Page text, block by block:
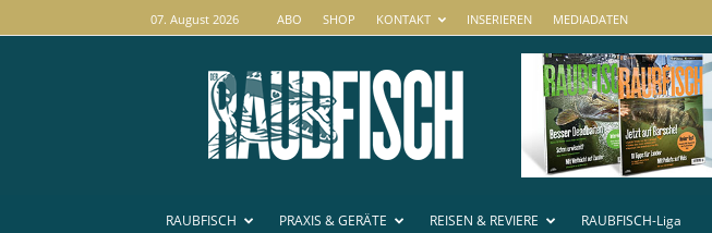
07. August 2026 ABO SHOP KONTAKT INSERIEREN MEDIADATEN
RAUBFISCH
RAUBFISCH PRAXIS & GERÄTE REISEN & REVIERE RAUBFISCH-Liga